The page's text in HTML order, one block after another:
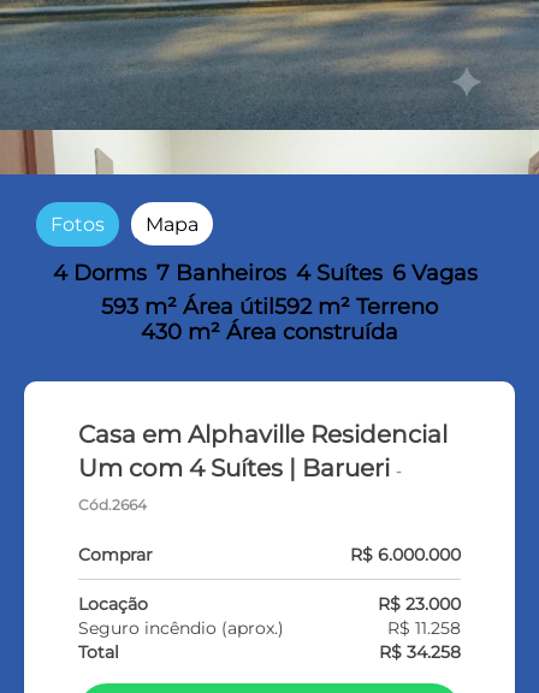
Fotos Mapa
4 Dorms 7 Banheiros 4 Suítes 6 Vagas
593 m² Área útil 592 m² Terreno
430 m² Área construída
Casa em Alphaville Residencial
Um com 4 Suítes | Barueri-
Cód.2664
Comprar R$ 6.000.000
Locação
R$ 23.000
Seguro incêndio (aprox.)
R$ 11.258
Total
R$ 34.258